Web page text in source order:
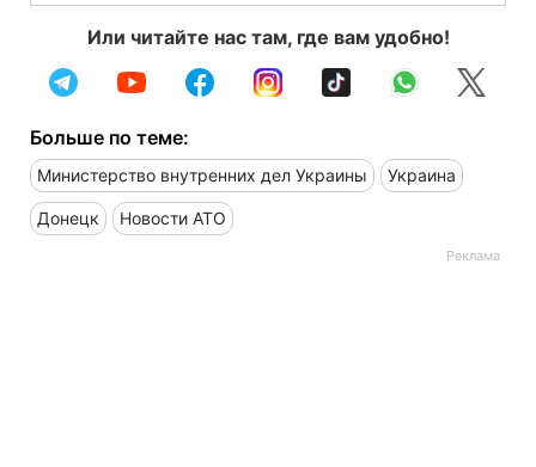
Или читайте нас там, где вам удобно!
Больше по теме:
Министерство внутренних дел Украины Украина
Донецк Новости АТО